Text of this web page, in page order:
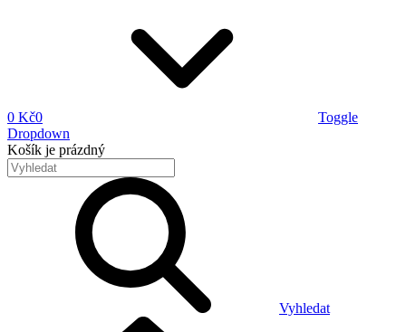
0 Kč0
Toggle
Dropdown
Košík je prázdný
Vyhledat